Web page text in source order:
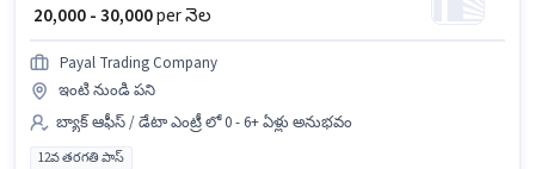
₹ 20,000 - 30,000per నెల
Payal Trading Company
ఇంటి నుండి పని
బ్యాక్ ఆఫీస్ / డేటా ఎంట్రీ లో 0 - 6+ ఏళ్లు అనుభవం
12వ తరగతి పాస్